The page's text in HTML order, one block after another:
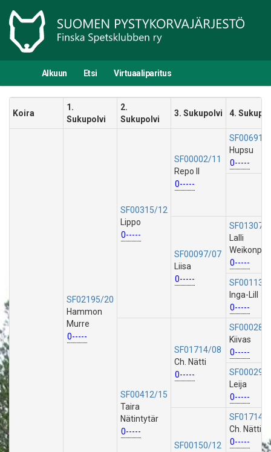
Alkuun Etsi Virtuaaliparitus
Koira
1.
Sukupolvi
2.
Sukupolvi
3. Sukupolvi 4.
SF02195/20
Hammon
Murre
0-----
SF00315/12
Lippo
0-----
SF00002/11
Repo II
0-----
SF00691/
Hupsu
0-----
SF00097/07
Liisa
0-----
SF01307/
Lalli
0-----
SF00113/
Inga-Lill
0-----
SF00412/15
Taira
Nätintytär
0-----
SF01714/08
Ch. Nätti
0-----
SF00028/
Kiivas
0-----
SF00029/
Leija
0-----
SF00150/12
SF01714/
Ch. Nätti
0-----